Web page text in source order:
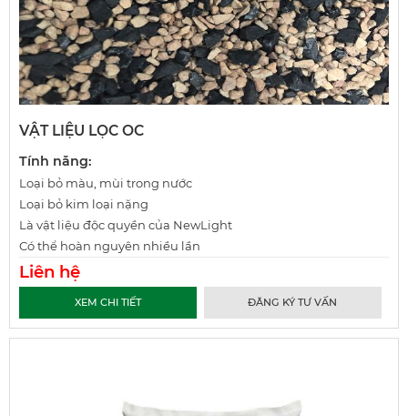
VẬT LIỆU LỌC OC
Tính năng:
Loại bỏ màu, mùi trong nước
Loại bỏ kim loại nặng
Là vật liệu độc quyền của NewLight
Có thể hoàn nguyên nhiều lần
Liên hệ
XEM CHI TIẾT ĐĂNG KÝ TƯ VẤN